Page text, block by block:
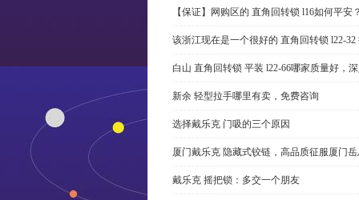
【保证】网购区的 直角回转锁 l16如何平安
该浙江现在是一个很好的 直角回转锁 l22-
白山 直角回转锁 平装 l22-66哪家质量好，
新余 轻型拉手哪里有卖，免费咨询
选择戴乐克 门吸的三个原因
厦门戴乐克 隐藏式铰链，高品质征服厦门
戴乐克 摇把锁：多交一个朋友